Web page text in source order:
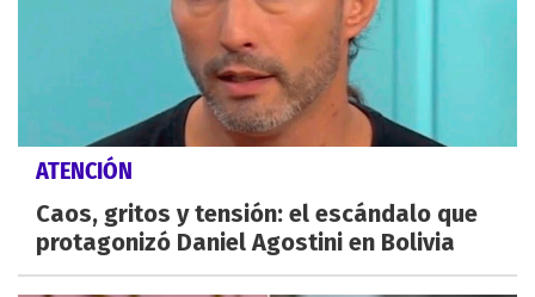
ATENCIÓN
Caos, gritos y tensión: el escándalo que
protagonizó Daniel Agostini en Bolivia